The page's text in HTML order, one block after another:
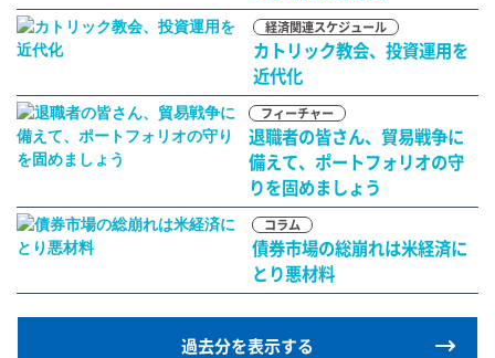
経済関連スケジュール
カトリック教会、投資運用を
近代化
フィーチャー
退職者の皆さん、貿易戦争に
備えて、ポートフォリオの守
りを固めましょう
コラム
債券市場の総崩れは米経済に
とり悪材料
過去分を表示する